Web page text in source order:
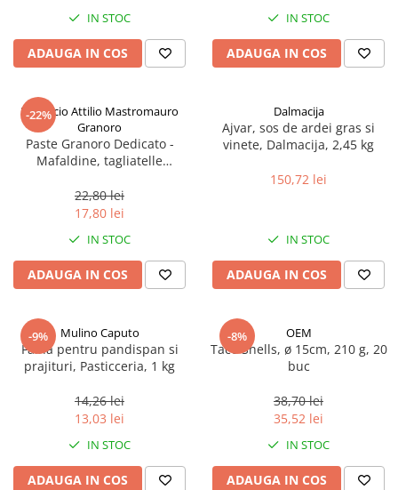
Spania / Cipru / Africa
Sare de mare din Oceanele Pacific
Sare de mare naturala din
Portugalia
Sare de roca
Sare marina
Specialitati din ulei
Terine si placinte
Uleiuri Premium
Uleiuri speciale/presate la rece
Ulei de masline extravirgin
Ulei Gegenbauer
Ulei Huilerie Beaujolaise
Ulei Wiberg Gastro
Prajitore paine
Gratare
Cesti, boluri, vesela
IN STOC
ADAUGA IN COS
IN STOC
ADAUGA IN COS
-22%
Pastificio Attilio Mastromauro
Granoro
Paste Granoro Dedicato -
Mafaldine, tagliatelle
22,80 lei
17,80 lei
IN STOC
ADAUGA IN COS
Dalmacija
Ajvar, sos de ardei gras si
vinete, Dalmacija, 2,45 kg
150,72 lei
IN STOC
ADAUGA IN COS
-9% Mulino Caputo
Faina pentru pandispan si
prajituri, Pasticceria, 1 kg
14,26 lei
13,03 lei
IN STOC
ADAUGA IN COS
-8% OEM
Taco Shells, ø 15cm, 210 g, 20
buc
38,70 lei
35,52 lei
IN STOC
ADAUGA IN COS